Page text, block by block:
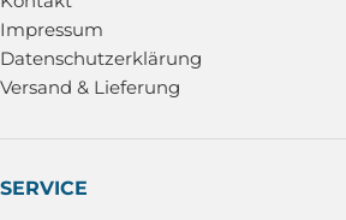
Impressum
Datenschutzerklärung
Versand & Lieferung
SERVICE